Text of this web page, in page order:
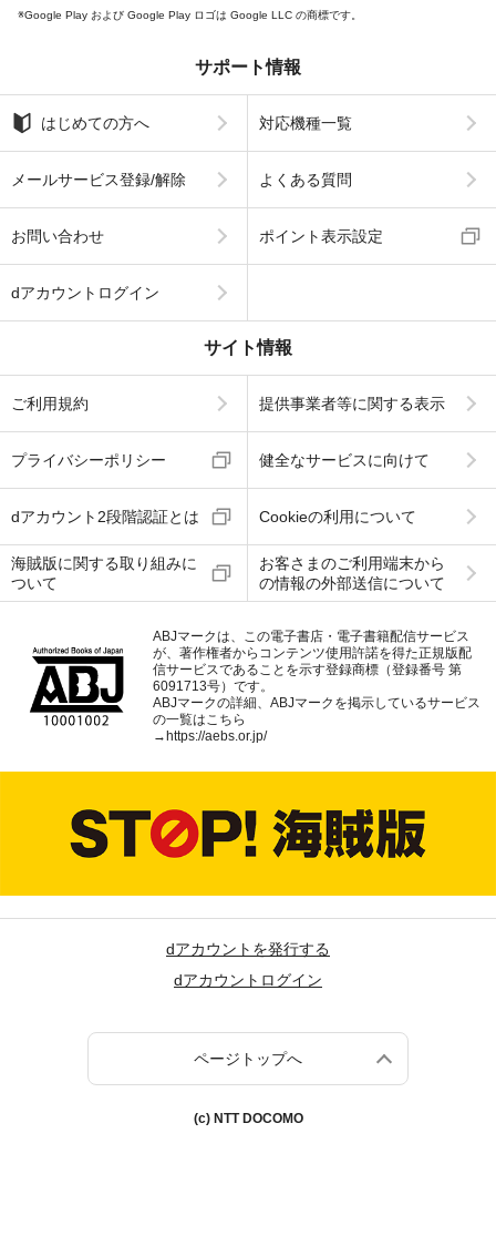
Google Play および Google Play ロゴは Google LLC の商標です。
サポート情報
はじめての方へ 対応機種一覧
メールサービス登録/解除 よくある質問
お問い合わせ ポイント表示設定
dアカウントログイン
サイト情報
ご利用規約 提供事業者等に関する表示
プライバシーポリシー 健全なサービスに向けて
dアカウント2段階認証とは Cookieの利用について
海賊版に関する取り組みに
ついて
お客さまのご利用端末から
の情報の外部送信について
ABJマークは、この電子書店・電子書籍配信サービス
が、著作権者からコンテンツ使用許諾を得た正規版配
信サービスであることを示す登録商標（登録番号 第
6091713号）です。
ABJマークの詳細、ABJマークを掲示しているサービス
の一覧はこちら
→ https://aebs.or.jp/
dアカウントを発行する
dアカウントログイン
ページトップへ
(c) NTT DOCOMO